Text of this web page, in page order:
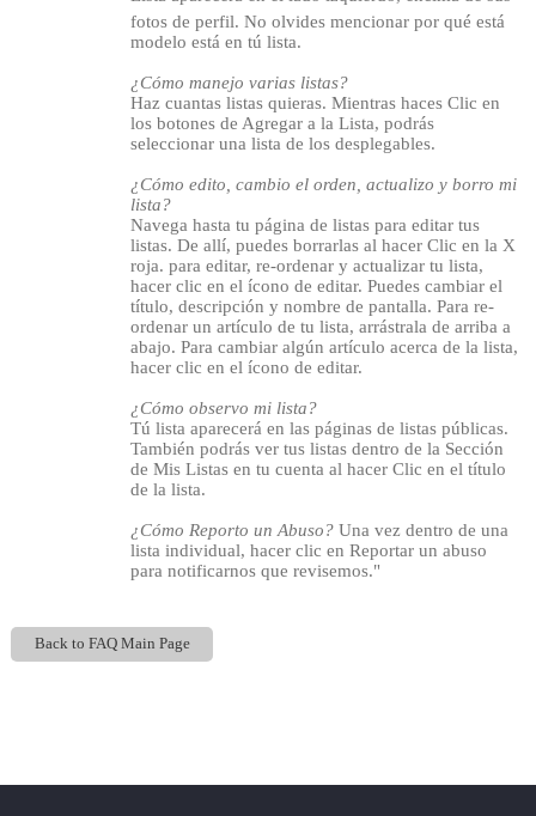
fotos de perfil. No olvides mencionar por qué está
modelo está en tú lista.
¿Cómo manejo varias listas?
Haz cuantas listas quieras. Mientras haces Clic en
los botones de Agregar a la Lista, podrás
seleccionar una lista de los desplegables.
¿Cómo edito, cambio el orden, actualizo y borro mi
lista?
Navega hasta tu página de listas para editar tus
listas. De allí, puedes borrarlas al hacer Clic en la X
roja. para editar, re-ordenar y actualizar tu lista,
hacer clic en el ícono de editar. Puedes cambiar el
título, descripción y nombre de pantalla. Para re-
ordenar un artículo de tu lista, arrástrala de arriba a
abajo. Para cambiar algún artículo acerca de la lista,
hacer clic en el ícono de editar.
¿Cómo observo mi lista?
Tú lista aparecerá en las páginas de listas públicas.
También podrás ver tus listas dentro de la Sección
de Mis Listas en tu cuenta al hacer Clic en el título
de la lista.
¿Cómo Reporto un Abuso?Una vez dentro de una
lista individual, hacer clic en Reportar un abuso
para notificarnos que revisemos."
Back to FAQ Main Page
120
F
R
E
E
C
R
E
DI
T
S